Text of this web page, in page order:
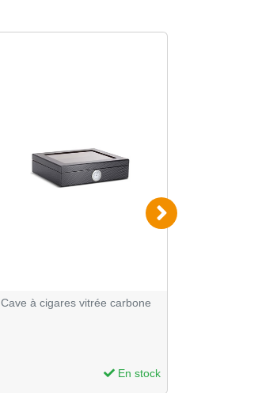
Cave à cigares vitrée carbone
En stock